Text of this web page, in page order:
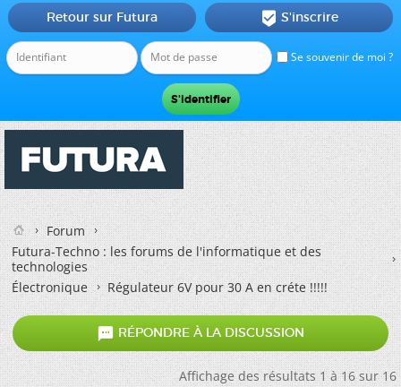
Se souvenir de moi ?
Retour sur Futura  S'inscrire
Forum
Futura-Techno : les forums de l'informatique et des
technologies
Électronique
Régulateur 6V pour 30 A en créte !!!!!
 RÉPONDRE À LA DISCUSSION
Affichage des résultats 1 à 16 sur 16